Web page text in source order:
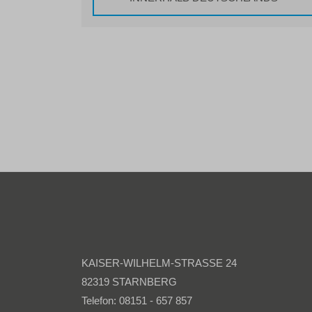
KAISER-WILHELM-STRASSE 24
82319 STARNBERG
Telefon: 08151 - 657 857